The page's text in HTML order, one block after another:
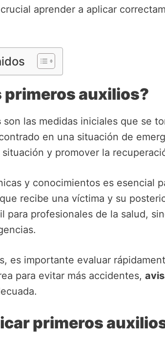
aprender a aplicar
primeros auxilios?
son las medidas iniciales que se
en una situación de
y promover la
y conocimientos es esencial
recibe una víctima y su
para profesionales de la salud,
es importante evaluar
para evitar más accidentes,
primeros